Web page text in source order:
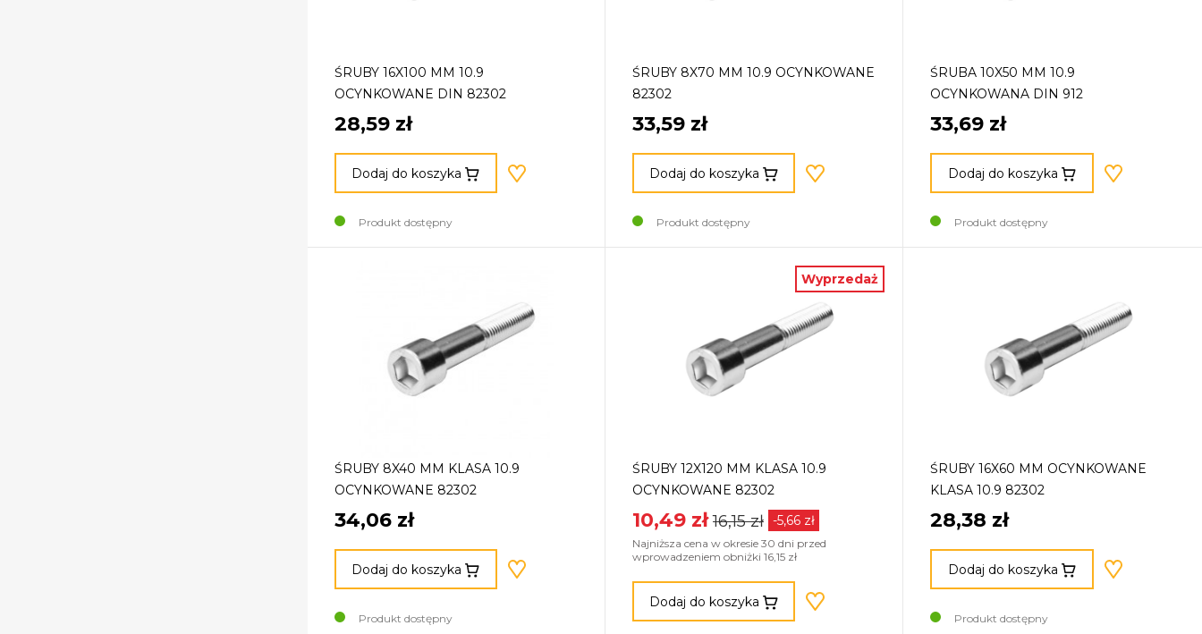
ŚRUBY 16X100 MM 10.9
OCYNKOWANE DIN 82302
28,59 zł
Dodaj do koszyka
Produkt dostępny
ŚRUBY 8X70 MM 10.9 OCYNKOWANE
82302
33,59 zł
Dodaj do koszyka
Produkt dostępny
ŚRUBA 10X50 MM 10.9
OCYNKOWANA DIN 912
33,69 zł
Dodaj do koszyka
Produkt dostępny
ŚRUBY 8X40 MM KLASA 10.9
OCYNKOWANE 82302
34,06 zł
Dodaj do koszyka
Produkt dostępny
Wyprzedaż
ŚRUBY 12X120 MM KLASA 10.9
OCYNKOWANE 82302
10,49 zł 16,15 zł -5,66 zł
Najniższa cena w okresie 30 dni przed
wprowadzeniem obniżki 16,15 zł
Dodaj do koszyka
ŚRUBY 16X60 MM OCYNKOWANE
KLASA 10.9 82302
28,38 zł
Dodaj do koszyka
Produkt dostępny